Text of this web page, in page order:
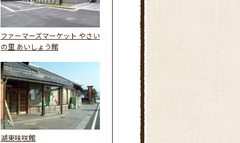
ファーマーズマーケット やさい
の里 あいしょう館
湖東味咲館